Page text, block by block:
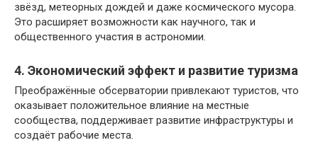
звёзд, метеорных дождей и даже космического мусора.
Это расширяет возможности как научного, так и
общественного участия в астрономии.
4. Экономический эффект и развитие туризма
Преображённые обсерватории привлекают туристов, что
оказывает положительное влияние на местные
сообщества, поддерживает развитие инфраструктуры и
создаёт рабочие места.